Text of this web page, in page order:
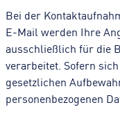
Bei der
E-Mail werden Ihre
ausschließlich für die
verarbeitet. Sofern
gesetzlichen
personenbezogenen